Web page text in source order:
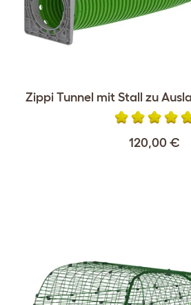
Zippi Tunnel mit Stall zu
120,00 €